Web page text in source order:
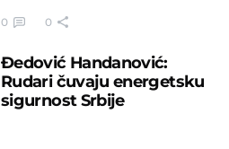
0 0
Đedović Handanović:
Rudari čuvaju energetsku
sigurnost Srbije